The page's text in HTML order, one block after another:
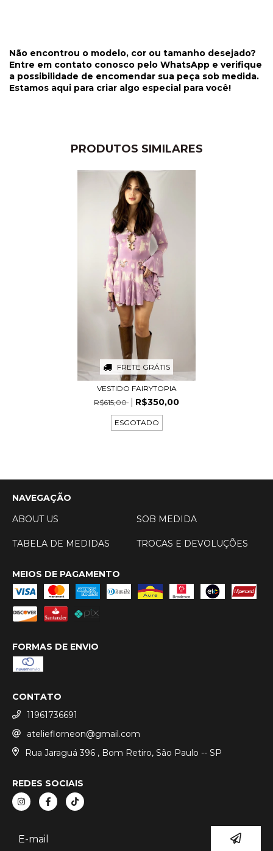
Não encontrou o modelo, cor ou tamanho desejado?
Entre em contato conosco pelo WhatsApp e verifique
a possibilidade de encomendar sua peça sob medida.
Estamos aqui para criar algo especial para você!
PRODUTOS SIMILARES
FRETE GRÁTIS
VESTIDO FAIRYTOPIA
R$615,00
R$350,00
ESGOTADO
NAVEGAÇÃO
ABOUT US
SOB MEDIDA
TABELA DE MEDIDAS TROCAS E DEVOLUÇÕES
MEIOS DE PAGAMENTO
FORMAS DE ENVIO
CONTATO
11961736691
atelieflorneon@gmail.com
Rua Jaraguá 396 , Bom Retiro, São Paulo -- SP
REDES SOCIAIS